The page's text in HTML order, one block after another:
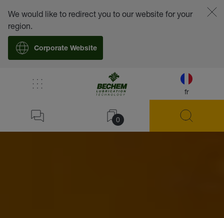
fr
0
We would like to redirect you to our website for your
region.
Corporate Website